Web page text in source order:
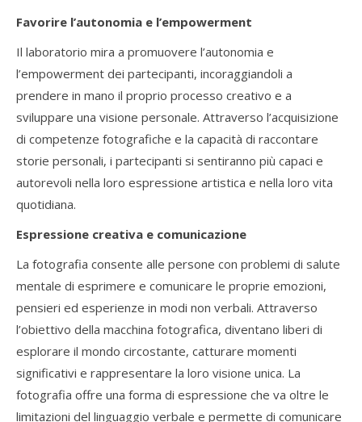
Favorire l’autonomia e l’empowerment
Il laboratorio mira a promuovere l’autonomia e
l’empowerment dei partecipanti, incoraggiandoli a
prendere in mano il proprio processo creativo e a
sviluppare una visione personale. Attraverso l’acquisizione
di competenze fotografiche e la capacità di raccontare
storie personali, i partecipanti si sentiranno più capaci e
autorevoli nella loro espressione artistica e nella loro vita
quotidiana.
Espressione creativa e comunicazione
La fotografia consente alle persone con problemi di salute
mentale di esprimere e comunicare le proprie emozioni,
pensieri ed esperienze in modi non verbali. Attraverso
l’obiettivo della macchina fotografica, diventano liberi di
esplorare il mondo circostante, catturare momenti
significativi e rappresentare la loro visione unica. La
fotografia offre una forma di espressione che va oltre le
limitazioni del linguaggio verbale e permette di comunicare